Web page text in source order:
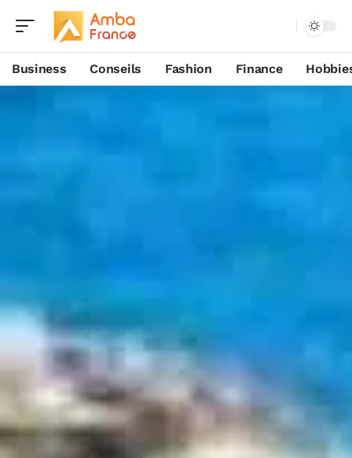
Business Conseils Fashion Finance